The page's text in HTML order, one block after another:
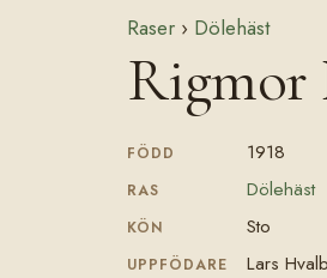
Raser › Dölehäst
Rigmor
FÖDD 1918
RAS Dölehäst
KÖN Sto
UPPFÖDARE Lars